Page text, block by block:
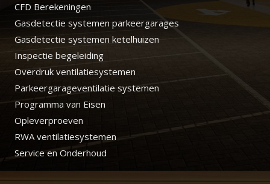
CFD Berekeningen
Gasdetectie systemen parkeergarages
Gasdetectie systemen ketelhuizen
Inspectie begeleiding
Overdruk ventilatiesystemen
Parkeergarageventilatie systemen
Programma van Eisen
Opleverproeven
RWA ventilatiesystemen
Service en Onderhoud